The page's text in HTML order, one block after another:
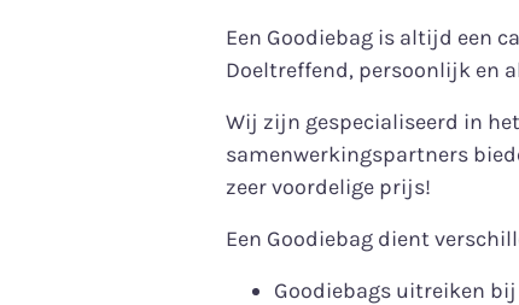
Een Goodiebag is altijd een
Doeltreffend, persoonlijk en
Wij zijn gespecialiseerd in
samenwerkingspartners
zeer voordelige prijs!
Een Goodiebag dient
Goodiebags uitreiken bij